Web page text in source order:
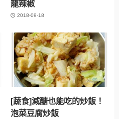
龍辣椒
2018-09-18
[蔬食]減醣也能吃的炒飯！
泡菜豆腐炒飯